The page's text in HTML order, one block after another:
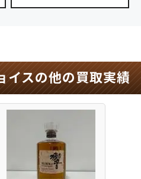
イスの他の買取実績